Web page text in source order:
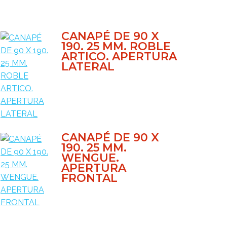
CANAPÉ DE 90 X
190. 25 MM. ROBLE
ARTICO. APERTURA
LATERAL
CANAPÉ DE 90 X
190. 25 MM.
WENGUE.
APERTURA
FRONTAL